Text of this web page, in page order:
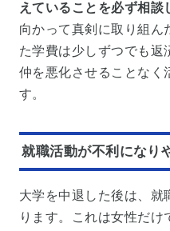
えていることを必ず相談
向かって真剣に取り組ん
た学費は少しずつでも返
仲を悪化させることなく
す。
就職活動が不利になり
大学を中退した後は、就
ります。これは女性だけ